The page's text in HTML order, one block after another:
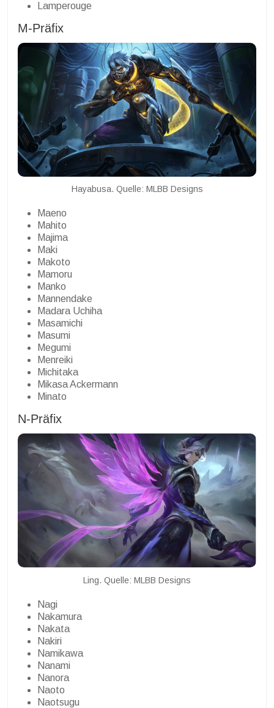
Lamperouge
M-Präfix
Hayabusa. Quelle: MLBB Designs
Maeno
Mahito
Majima
Maki
Makoto
Mamoru
Manko
Mannendake
Madara Uchiha
Masamichi
Masumi
Megumi
Menreiki
Michitaka
Mikasa Ackermann
Minato
N-Präfix
Ling. Quelle: MLBB Designs
Nagi
Nakamura
Nakata
Nakiri
Namikawa
Nanami
Nanora
Naoto
Naotsugu